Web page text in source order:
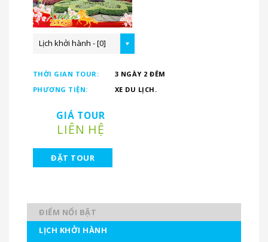
Lịch khởi hành - [0]
THỜI GIAN TOUR:
3 NGÀY 2 ĐÊM
PHƯƠNG TIỆN:
XE DU LỊCH.
GIÁ TOUR
LIÊN HỆ
ĐẶT TOUR
ĐIỂM NỔI BẬT
LỊCH KHỞI HÀNH